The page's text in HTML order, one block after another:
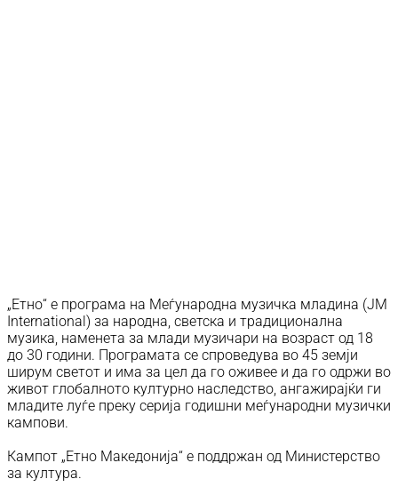
„Етно“ е програма на Меѓународна музичка младина (JM
International) за народна, светска и традиционална
музика, наменета за млади музичари на возраст од 18
до 30 години. Програмата се спроведува во 45 земји
ширум светот и има за цел да го оживее и да го одржи во
живот глобалното културно наследство, ангажирајќи ги
младите луѓе преку серија годишни меѓународни музички
кампови.
Кампот „Етно Македонија“ е поддржан од Министерство
за култура.